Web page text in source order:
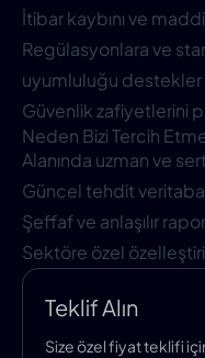
İtibar kaybını ve
Regülasyonlara ve
uyumluluğu destekler
Güvenlik zafiyetlerini
Neden Bizi Tercih
Alanında uzman ve
Güncel tehdit
Şeffaf ve anlaşılır
Sektöre özel
Teklif Alın
Size özel fiyat teklifi